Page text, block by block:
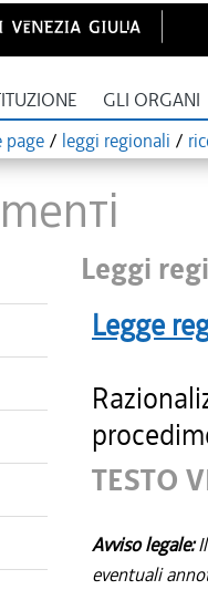
GLI ORGANI
page / leggi regionali /
Leggi
Legge
TESTO
Avviso legale:
eventuali